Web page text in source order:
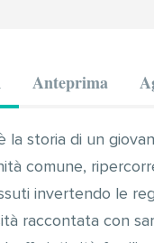
Anteprima
la storia di un
comune,
invertendo le
raccontata con